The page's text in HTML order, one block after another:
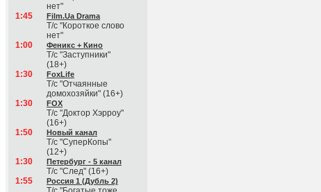
нет"
1:45
Film.Ua Drama
Т/с "Короткое слово
нет"
1:00
Феникс + Кино
Т/с "Заступники"
(18+)
1:30
FoxLife
Т/с "Отчаянные
домохозяйки" (16+)
1:30
FOX
Т/с "Доктор Хэрроу"
(16+)
1:50
Новый канал
Т/с "СуперКопы"
(12+)
1:30
Петербург - 5 канал
Т/с "След" (16+)
1:55
Россия 1 (Дубль 2)